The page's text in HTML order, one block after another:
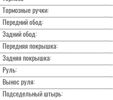
Тормозные ручки:
Передний обод:
Задний обод:
Передняя покрышка:
Задняя покрышка:
Руль:
Вынос руля:
Подседельный штырь: